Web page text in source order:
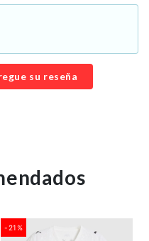
su reseña
-21%